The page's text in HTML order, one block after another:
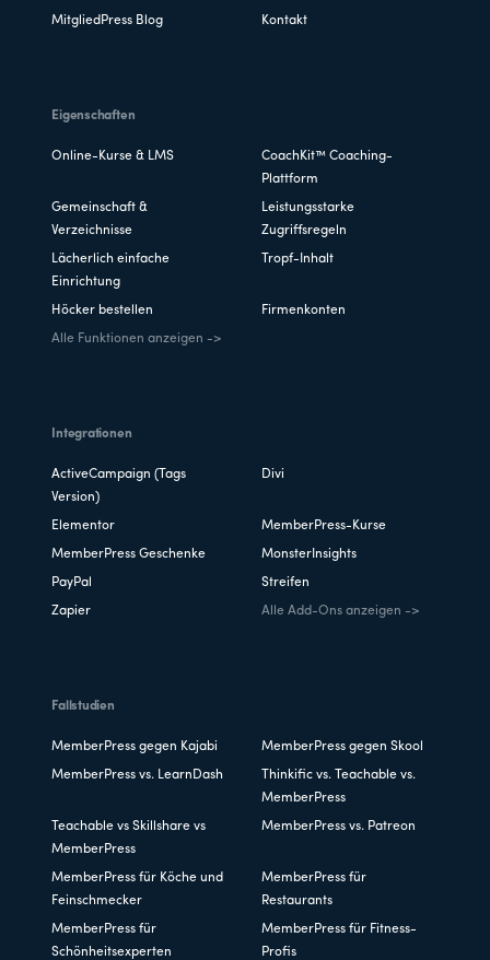
MitgliedPress Blog Kontakt
Eigenschaften
Online-Kurse & LMS
CoachKit™ Coaching-
Plattform
Gemeinschaft &
Verzeichnisse
Leistungsstarke
Zugriffsregeln
Lächerlich einfache
Einrichtung
Tropf-Inhalt
Höcker bestellen Firmenkonten
Alle Funktionen anzeigen ->
Integrationen
ActiveCampaign (Tags
Version)
Divi
Elementor MemberPress-Kurse
MemberPress Geschenke MonsterInsights
PayPal Streifen
Zapier Alle Add-Ons anzeigen ->
Fallstudien
MemberPress gegen Kajabi MemberPress gegen Skool
MemberPress vs. LearnDash
Thinkific vs. Teachable vs.
MemberPress
Teachable vs Skillshare vs
MemberPress
MemberPress vs. Patreon
MemberPress für Köche und
Feinschmecker
MemberPress für
Restaurants
MemberPress für
Schönheitsexperten
MemberPress für Fitness-
Profis